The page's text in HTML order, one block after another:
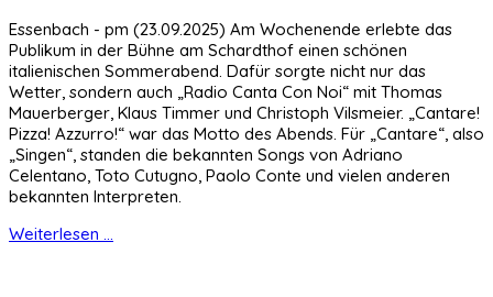
Essenbach - pm (23.09.2025) Am Wochenende erlebte das
Publikum in der Bühne am Schardthof einen schönen
italienischen Sommerabend. Dafür sorgte nicht nur das
Wetter, sondern auch „Radio Canta Con Noi“ mit Thomas
Mauerberger, Klaus Timmer und Christoph Vilsmeier. „Cantare!
Pizza! Azzurro!“ war das Motto des Abends. Für „Cantare“, also
„Singen“, standen die bekannten Songs von Adriano
Celentano, Toto Cutugno, Paolo Conte und vielen anderen
bekannten Interpreten.
Weiterlesen ...